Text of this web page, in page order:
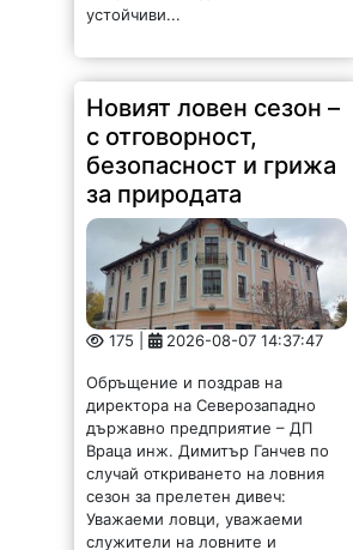
устойчиви...
Новият ловен сезон –
с отговорност,
безопасност и грижа
за природата
175 | 2026-08-07 14:37:47
Обръщение и поздрав на
директора на Северозападно
държавно предприятие – ДП
Враца инж. Димитър Ганчев по
случай откриването на ловния
сезон за прелетен дивеч:
Уважаеми ловци, уважаеми
служители на ловните и